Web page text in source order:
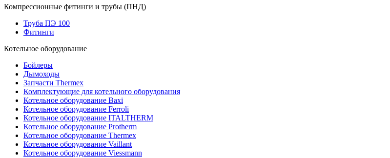
Компрессионные фитинги и трубы (ПНД)
Труба ПЭ 100
Фитинги
Котельное оборудование
Бойлеры
Дымоходы
Запчасти Thermex
Комплектующие для котельного оборудования
Котельное оборудование Baxi
Котельное оборудование Ferroli
Котельное оборудование ITALTHERM
Котельное оборудование Protherm
Котельное оборудование Thermex
Котельное оборудование Vaillant
Котельное оборудование Viessmann